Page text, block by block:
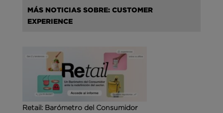
MÁS NOTICIAS SOBRE: CUSTOMER
EXPERIENCE
Retail: Barómetro del Consumidor